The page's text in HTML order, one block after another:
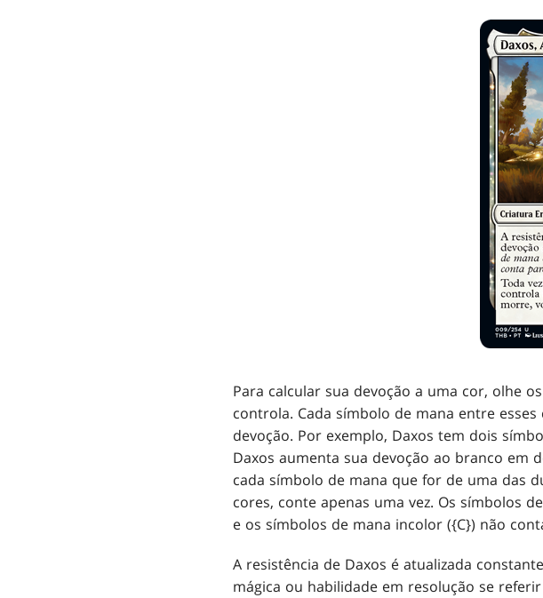
Para calcular sua devoção a uma cor, olhe
controla. Cada símbolo de mana entre
devoção. Por exemplo, Daxos tem dois
Daxos aumenta sua devoção ao branco em
cada símbolo de mana que for de uma das
cores, conte apenas uma vez. Os símbolos
e os símbolos de mana incolor ({C}) não
A resistência de Daxos é atualizada
mágica ou habilidade em resolução se